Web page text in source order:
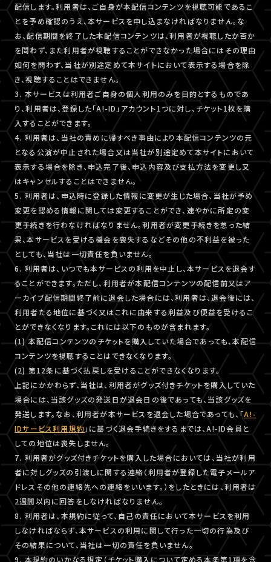
配信します。利用者は、ご自身が本配信コンテンツを視聴可能であるこ
とを予め確認のうえ、本サービスを申し込まなければなりません。な
お、配信期間を終了した本配信コンテンツは、利用者が視聴したか否か
を問わず、また利用者が視聴することができなかった場合にはその理由
如何を問わず、当社が別途定めて本サイトにおいて表示する場合を除
き、視聴することはできません。
3. 本サービスは利用者ご自身の個人利用のみを目的とするものであ
り、利用者は、登録した「A!-ID」アカウント1つに対し、チケット1枚を購
入することができます。
4. 利用者は、当社の責めに帰すべき事由により本配信コンテンツの元
となる公演が中止された場合又は当社が別途定めて本サイトにおいて
表示する場合を除き、申込完了後、申込内容及び支払方法を変更し又
はキャンセルすることはできません。
5. 利用者は、申込時に登録した情報に変更が生じた場合、当社が予め
変更を認める情報に関しては変更することができ、速やかに所定の変
更手続きを行わなければなりません。利用者が変更手続きを怠った結
果、本サービスを受ける機会を喪失するなどその他の不利益を被った
としても、当社は一切責任を負いません。
6. 利用者は、いつでも本サービスの利用を中止し、本サービスを退会す
ることができます。ただし、利用者が本配信コンテンツの配信前又はア
ーカイブ配信期間終了前に退会した場合には、利用者は、退会後には、
利用者たる地位に基づく又はこれに由来する利益及び便益を受けるこ
とができなくなります。これには以下のものが含まれます。
(1) 本配信コンテンツのチケットを購入していた場合であっても、本配信
コンテンツを視聴することはできなくなります。
(2) 第12条に基づく払戻しを受けることができなくなります。
上記にかかわらず、当社は、利用者がグッズ付きチケットを購入していた
場合には、当該グッズの発送日が退会日の後であっても、当該グッズを
発送します。なお、利用者が本サービスを退会した場合であっても、「A!-
IDサービス利用規約 」に基づく退会手続きをするまでは、A!-ID会員と
しての地位は喪失しません。
7. 利用者がグッズ付きチケットを購入した場合においては、当社が利用
者に対しグッズの引渡しに関する連絡（利用者が登録した電子メールア
ドレスその他の連絡先への連絡をいいます。）をしたときには、利用者は
2週間以内に回答をしなければなりません。
8. 利用者は、本規約に従って、自己の責任において本サービスを利用
しなければならず、本サービスの利用に関して行った一切の行為及び
その結果について、当社は一切の責任を負いません。
9. 本規約のいかなる規定（チケット購入について定める本条第1項を含